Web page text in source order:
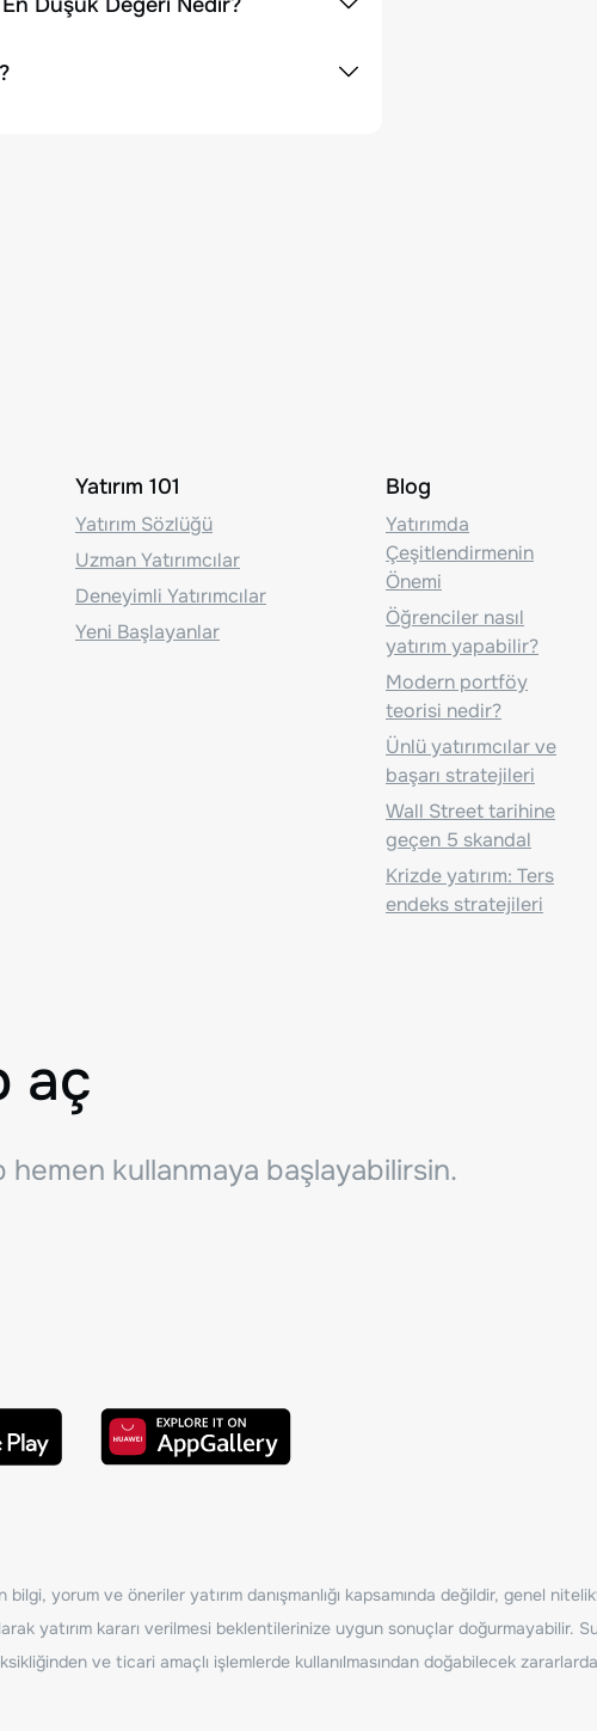
Yatırım 101
Yatırım Sözlüğü
Uzman Yatırımcılar
Deneyimli Yatırımcılar
Yeni Başlayanlar
Blog
Yatırımda
Çeşitlendirmenin
Önemi
Öğrenciler nasıl
yatırım yapabilir?
Modern portföy
teorisi nedir?
Ünlü yatırımcılar ve
başarı stratejileri
Wall Street tarihine
geçen 5 skandal
Krizde yatırım: Ters
endeks stratejileri
aç
hemen kullanmaya başlayabilirsin.
yorum ve öneriler yatırım danışmanlığı kapsamında değildir, genel
yatırım kararı verilmesi beklentilerinize uygun sonuçlar doğurmayabilir.
ve ticari amaçlı işlemlerde kullanılmasından doğabilecek